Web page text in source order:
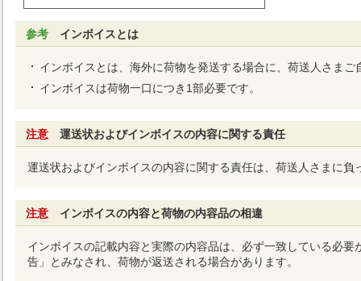
参考 インボイスとは
インボイスとは、海外に荷物を発送する場合に、荷送人さま
インボイスは荷物一口につき1部必要です。
注意 運送状およびインボイスの内容に関する責任
運送状およびインボイスの内容に関する責任は、荷送人さまに負
注意 インボイスの内容と荷物の内容品の相違
インボイスの記載内容と実際の内容品は、必ず一致している必
告」とみなされ、荷物が返送される場合があります。